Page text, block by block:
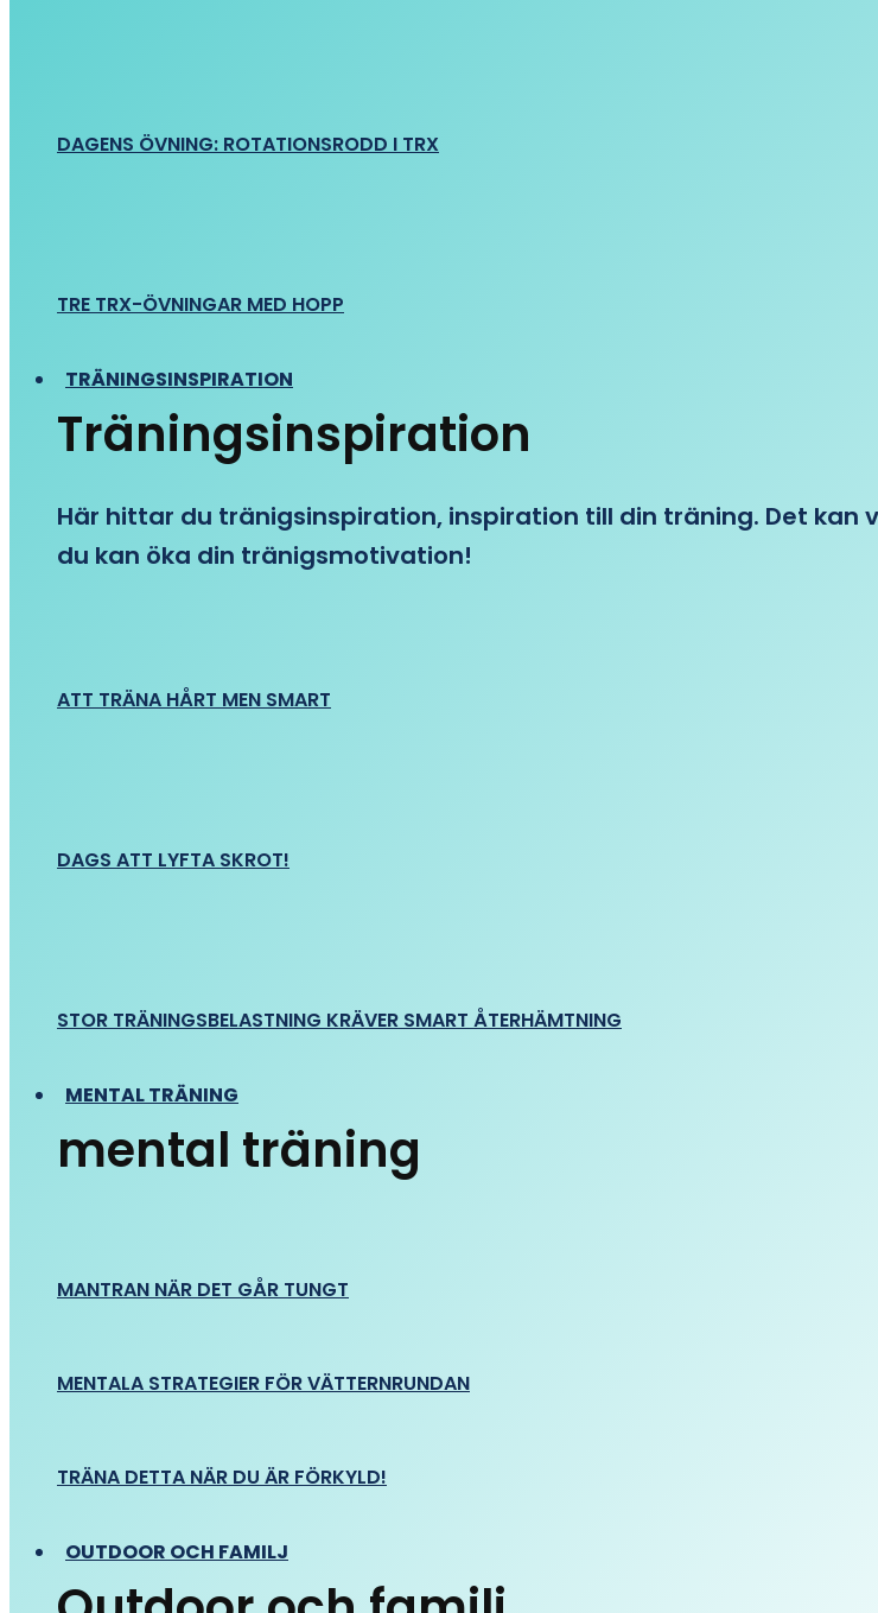
DAGENS ÖVNING: ROTATIONSRODD I TRX
TRE TRX-ÖVNINGAR MED HOPP
TRÄNINGSINSPIRATION
Träningsinspiration
Här hittar du tränigsinspiration, inspiration till din träning. Det
du kan öka din tränigsmotivation!
ATT TRÄNA HÅRT MEN SMART
DAGS ATT LYFTA SKROT!
STOR TRÄNINGSBELASTNING KRÄVER SMART ÅTERHÄMTNING
MENTAL TRÄNING
mental träning
MANTRAN NÄR DET GÅR TUNGT
MENTALA STRATEGIER FÖR VÄTTERNRUNDAN
TRÄNA DETTA NÄR DU ÄR FÖRKYLD!
OUTDOOR OCH FAMILJ